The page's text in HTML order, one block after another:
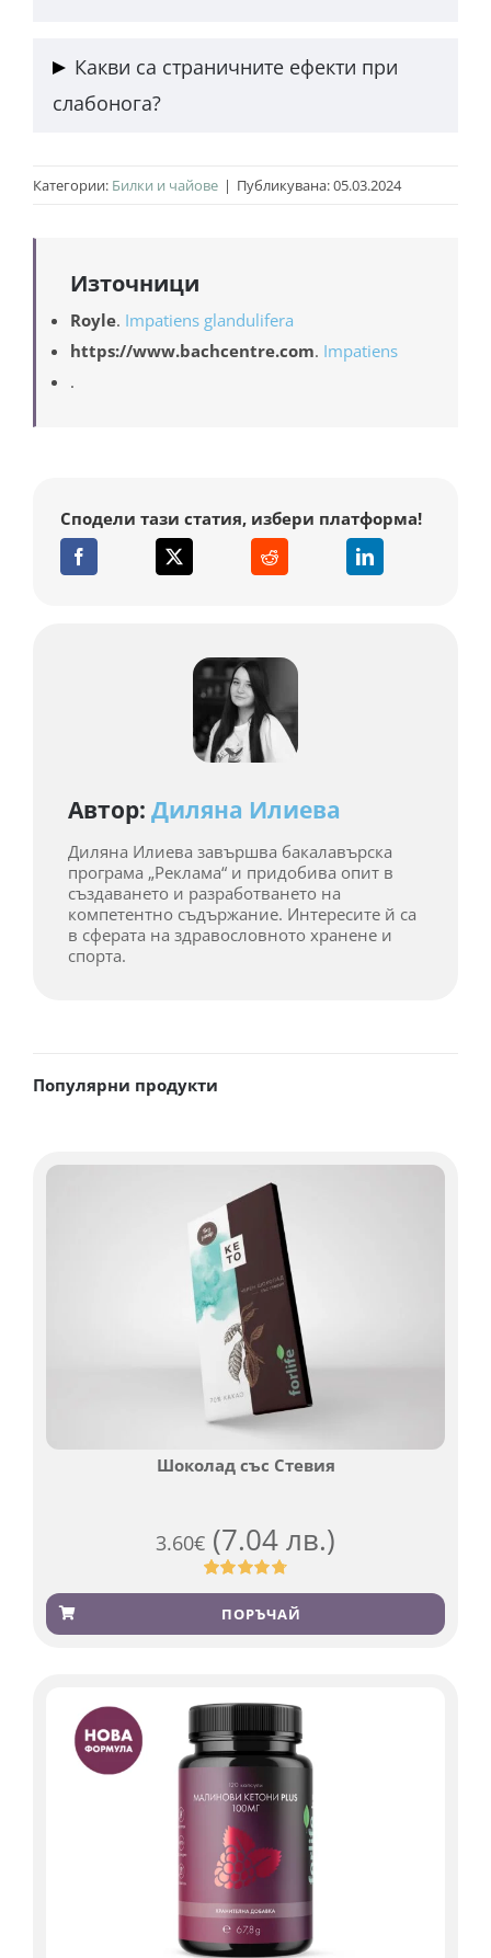
от популярните бахови есенции. Познато е още
като хималайски балсам и полицейска каска.
направата на мед и в холистичните лечения.
Какви са страничните ефекти при
слабонога?
храносмилателен дискомфорт, взаимодействие с
Категории: Билки и чайове | Публикувана: 05.03.2024
Източници
Royle. Impatiens glandulifera
https://www.bachcentre.com. Impatiens
.
Сподели тази статия, избери платформа!
Популярни продукти
Шоколад със Стевия
3.60€ (7.04 лв.)
Оценен
4.79 от 5,
базирано
185
ПОРЪЧАЙ
Автор: Диляна Илиева
Диляна Илиева завършва бакалавърска
програма „Реклама“ и придобива опит в
създаването и разработването на
компетентно съдържание. Интересите й са
в сферата на здравословното хранене и
спорта.